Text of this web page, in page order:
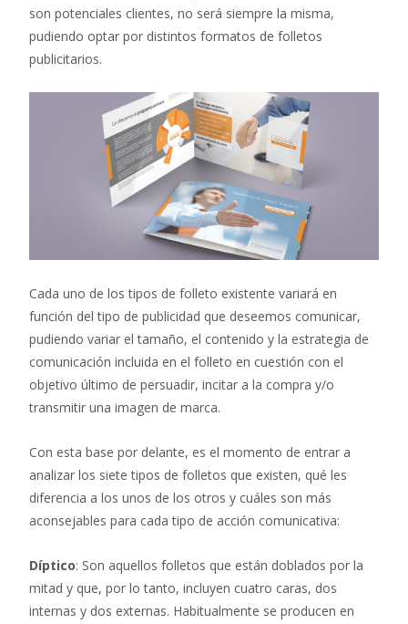
son potenciales clientes, no será siempre la misma,
pudiendo optar por distintos formatos de folletos
publicitarios.
Cada uno de los tipos de folleto existente variará en
función del tipo de publicidad que deseemos comunicar,
pudiendo variar el tamaño, el contenido y la estrategia de
comunicación incluida en el folleto en cuestión con el
objetivo último de persuadir, incitar a la compra y/o
transmitir una imagen de marca.
Con esta base por delante, es el momento de entrar a
analizar los siete tipos de folletos que existen, qué les
diferencia a los unos de los otros y cuáles son más
aconsejables para cada tipo de acción comunicativa:
Díptico: Son aquellos folletos que están doblados por la
mitad y que, por lo tanto, incluyen cuatro caras, dos
internas y dos externas. Habitualmente se producen en